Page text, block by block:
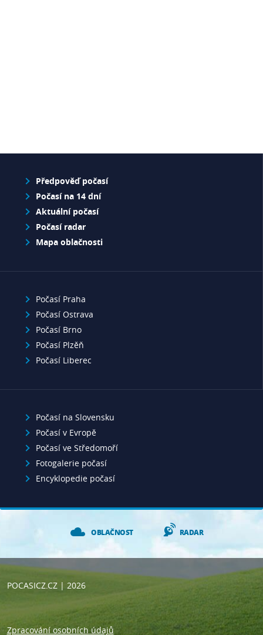
Předpověď počasí
Počasí na 14 dní
Aktuální počasí
Počasí radar
Mapa oblačnosti
Počasí Praha
Počasí Ostrava
Počasí Brno
Počasí Plzěň
Počasí Liberec
Počasí na Slovensku
Počasí v Evropě
Počasí ve Středomoří
Fotogalerie počasí
Encyklopedie počasí
OBLAČNOST RADAR
POCASICZ.CZ| 2026
Zpracování osobních údajů